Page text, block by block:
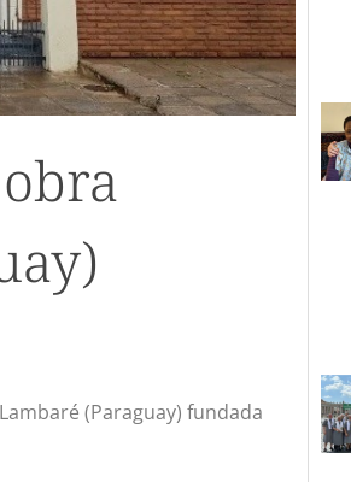
(Paraguay) fundada